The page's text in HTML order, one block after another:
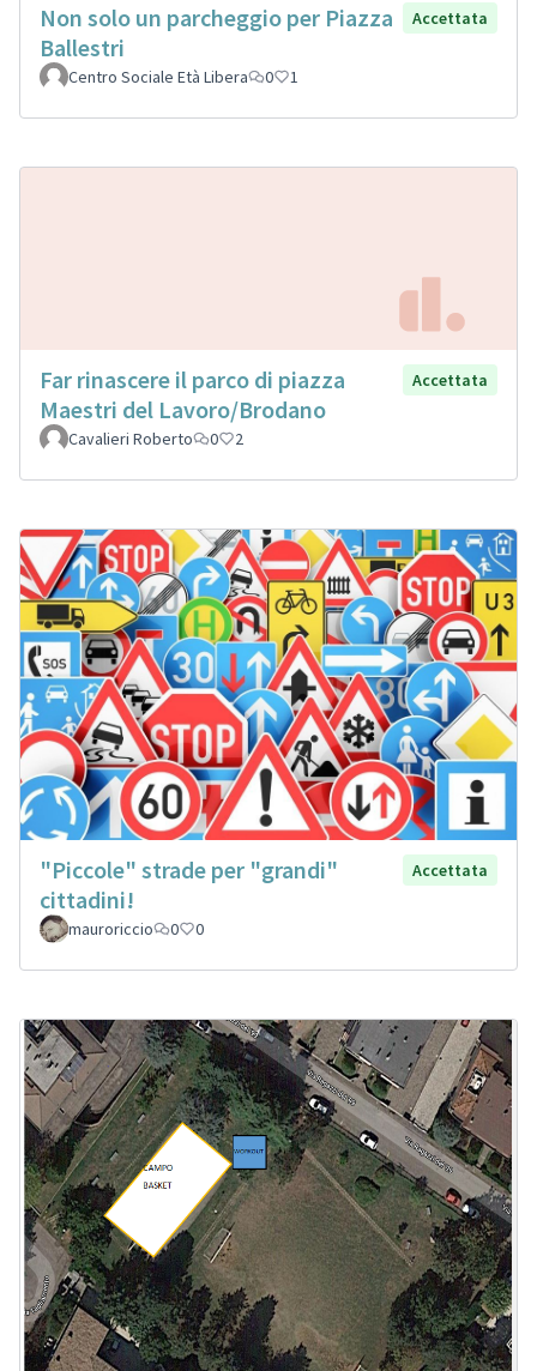
Non solo un parcheggio per Piazza
Ballestri
Accettata
Centro Sociale Età Libera 0 1
Far rinascere il parco di piazza
Maestri del Lavoro/Brodano
Accettata
Cavalieri Roberto 0 2
"Piccole" strade per "grandi"
cittadini!
Accettata
mauroriccio 0 0